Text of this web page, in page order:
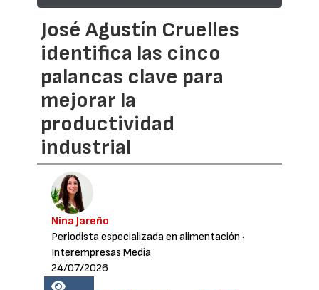
José Agustín Cruelles
identifica las cinco
palancas clave para
mejorar la
productividad
industrial
Nina Jareño
Periodista especializada en alimentación ·
Interempresas Media
24/07/2026